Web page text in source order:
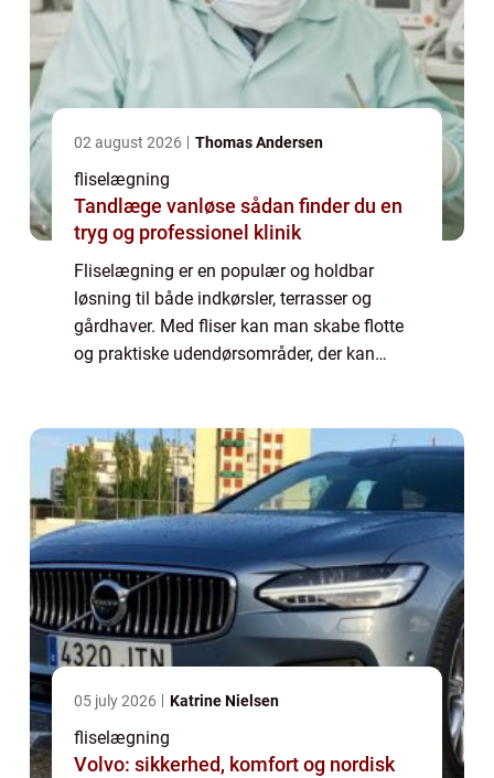
02 august 2026 Thomas Andersen
fliselægning
Tandlæge vanløse sådan finder du en
tryg og professionel klinik
Fliselægning er en populær og holdbar
løsning til både indkørsler, terrasser og
gårdhaver. Med fliser kan man skabe flotte
og praktiske udendørsområder, der kan
05 july 2026 Katrine Nielsen
fliselægning
Volvo: sikkerhed, komfort og nordisk